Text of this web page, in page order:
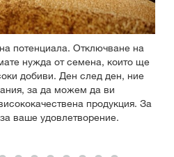
потенциала. Отключване на
нужда от семена, които ще
добиви. Ден след ден, ние
за да можем да ви
продукция. За
ваше удовлетворение.